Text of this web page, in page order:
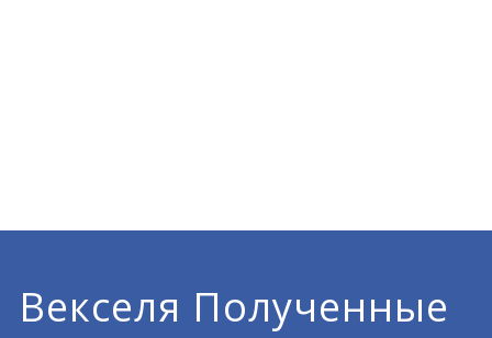
Векселя Полученные